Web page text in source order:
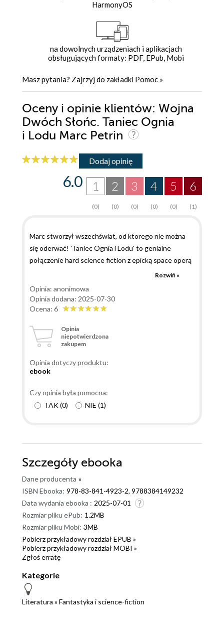
HarmonyOS
na dowolnych urządzeniach i aplikacjach
obsługujących formaty: PDF, EPub, Mobi
Masz pytania? Zajrzyj do zakładki Pomoc »
Oceny i opinie klientów: Wojna
Dwóch Słońc. Taniec Ognia
i Lodu Marc Petrin
Dodaj opinię
6
(1)
5
(0)
4
(0)
3
(0)
2
(0)
1
(0)
6.0
Marc stworzył wszechświat, od ktorego nie można
się oderwać! 'Taniec Ognia i Lodu' to genialne
połączenie hard science fiction z epicką space operą
o wojnie i zakazanej miłości. Zderzenie dwoch
Harmonii , drugiej wykutej w mroku i huku Kuźni, to
prawdziwy majstersztyk. Ta opowieść o miłości, ktora
jest absolutnie obowiązkową lekturą. Niezwykła i
niezapomniana
Rozwiń »
Opinia: anonimowa
Opinia dodana: 2025-07-30
Ocena: 6
Opinia
niepotwierdzona
zakupem
Opinia dotyczy produktu:
ebook
Czy opinia była pomocna:
TAK(0) NIE (1)
Szczegóły ebooka
Dane producenta »
ISBN Ebooka: 978-83-841-4923-2, 9788384149232
Data wydania ebooka : 2025-07-01
Rozmiar pliku ePub: 1.2MB
Rozmiar pliku Mobi: 3MB
Pobierz przykładowy rozdział EPUB »
Pobierz przykładowy rozdział MOBI »
Zgłoś erratę
Kategorie
Literatura » Fantastyka i science-fiction